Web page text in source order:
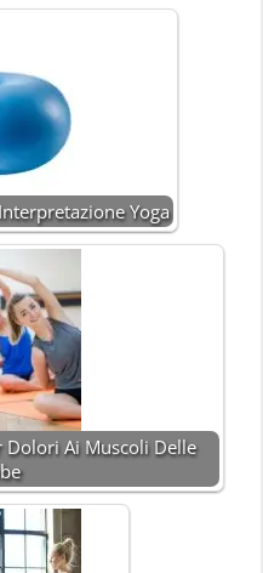
Yoga
Dolori Ai Muscoli Delle